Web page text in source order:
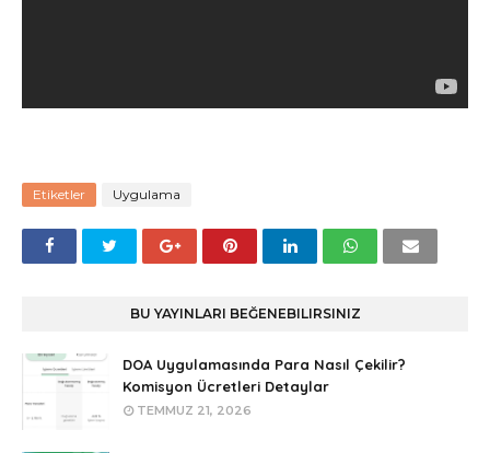
Etiketler Uygulama
BU YAYINLARI BEĞENEBILIRSINIZ
DOA Uygulamasında Para Nasıl Çekilir?
Komisyon Ücretleri Detaylar
TEMMUZ 21, 2026